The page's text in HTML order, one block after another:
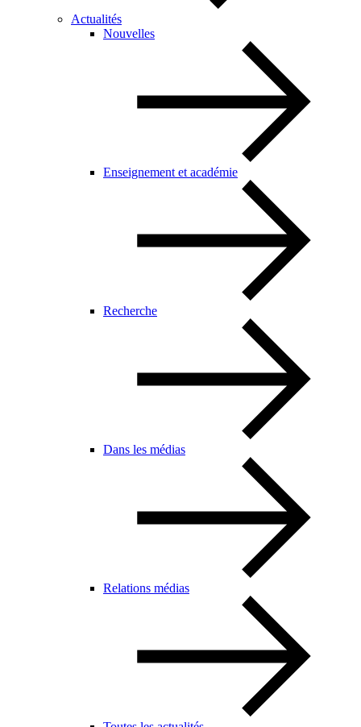
Actualités
Nouvelles
Enseignement et académie
Recherche
Dans les médias
Relations médias